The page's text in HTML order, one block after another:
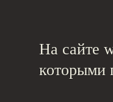
На сайте
которыми